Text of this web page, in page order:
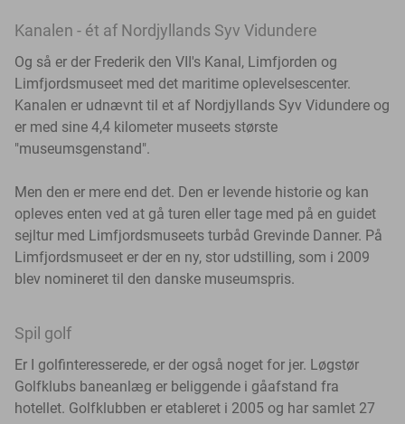
Kanalen - ét af Nordjyllands Syv Vidundere
Og så er der Frederik den VII's Kanal, Limfjorden og
Limfjordsmuseet med det maritime oplevelsescenter.
Kanalen er udnævnt til et af Nordjyllands Syv Vidundere og
er med sine 4,4 kilometer museets største
"museumsgenstand".
Men den er mere end det. Den er levende historie og kan
opleves enten ved at gå turen eller tage med på en guidet
sejltur med Limfjordsmuseets turbåd Grevinde Danner. På
Limfjordsmuseet er der en ny, stor udstilling, som i 2009
blev nomineret til den danske museumspris.
Spil golf
Er I golfinteresserede, er der også noget for jer. Løgstør
Golfklubs baneanlæg er beliggende i gåafstand fra
hotellet. Golfklubben er etableret i 2005 og har samlet 27